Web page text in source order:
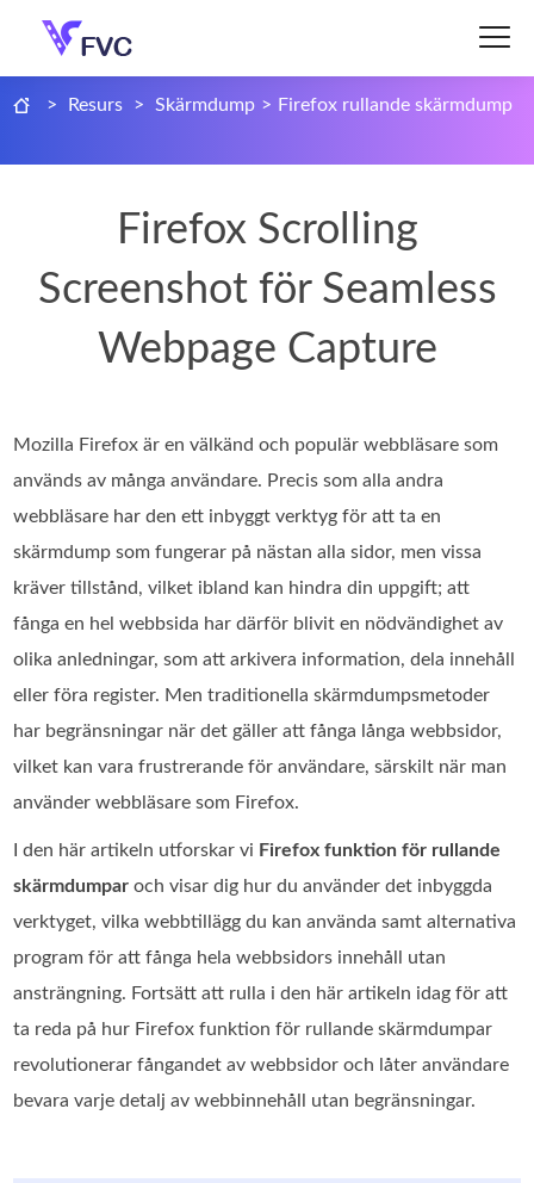
> Resurs > Skärmdump > Firefox rullande skärmdump
Firefox Scrolling
Screenshot för Seamless
Webpage Capture
Mozilla Firefox är en välkänd och populär webbläsare som
används av många användare. Precis som alla andra
webbläsare har den ett inbyggt verktyg för att ta en
skärmdump som fungerar på nästan alla sidor, men vissa
kräver tillstånd, vilket ibland kan hindra din uppgift; att
fånga en hel webbsida har därför blivit en nödvändighet av
olika anledningar, som att arkivera information, dela innehåll
eller föra register. Men traditionella skärmdumpsmetoder
har begränsningar när det gäller att fånga långa webbsidor,
vilket kan vara frustrerande för användare, särskilt när man
använder webbläsare som Firefox.
I den här artikeln utforskar vi Firefox funktion för rullande
skärmdumpar och visar dig hur du använder det inbyggda
verktyget, vilka webbtillägg du kan använda samt alternativa
program för att fånga hela webbsidors innehåll utan
ansträngning. Fortsätt att rulla i den här artikeln idag för att
ta reda på hur Firefox funktion för rullande skärmdumpar
revolutionerar fångandet av webbsidor och låter användare
bevara varje detalj av webbinnehåll utan begränsningar.